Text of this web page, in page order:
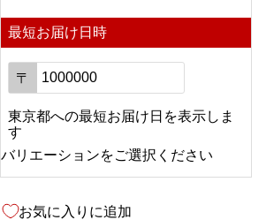
最短お届け日時
〒
東京都への最短お届け日を表示しま
す
バリエーションをご選択ください
お気に入りに追加